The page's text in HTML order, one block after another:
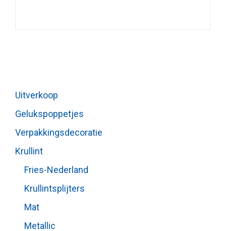
Uitverkoop
Gelukspoppetjes
Verpakkingsdecoratie
Krullint
Fries-Nederland
Krullintsplijters
Mat
Metallic